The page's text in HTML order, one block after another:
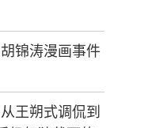
锦涛漫画事件
王朔式调侃到